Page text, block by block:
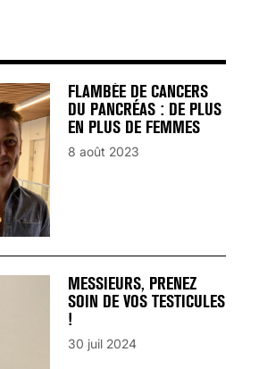
FLAMBÉE DE CANCERS
DU PANCRÉAS : DE PLUS
EN PLUS DE FEMMES
8 août 2023
MESSIEURS, PRENEZ
SOIN DE VOS TESTICULES
!
30 juil 2024